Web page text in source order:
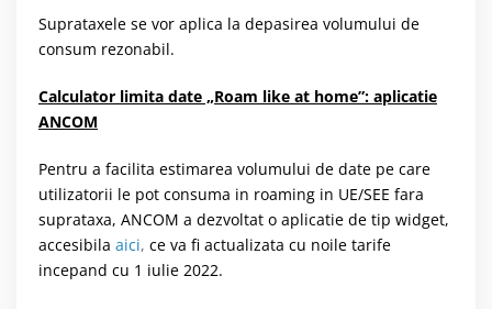
Suprataxele se vor aplica la depasirea volumului de
consum rezonabil.
Calculator limita date „Roam like at home”: aplicatie
ANCOM
Pentru a facilita estimarea volumului de date pe care
utilizatorii le pot consuma in roaming in UE/SEE fara
suprataxa, ANCOM a dezvoltat o aplicatie de tip widget,
accesibila aici, ce va fi actualizata cu noile tarife
incepand cu 1 iulie 2022.